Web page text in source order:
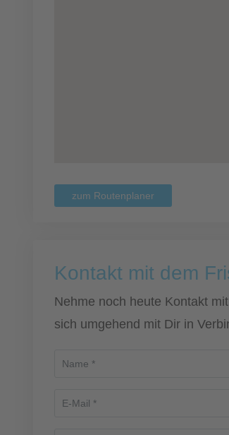
zum Routenplaner
Kontakt mit dem
Nehme noch heute Kontakt
sich umgehend mit Dir in